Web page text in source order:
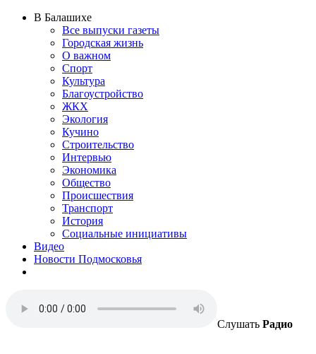
В Балашихе
Все выпуски газеты
Городская жизнь
О важном
Спорт
Культура
Благоустройство
ЖКХ
Экология
Кучино
Строительство
Интервью
Экономика
Общество
Происшествия
Транспорт
История
Социальные инициативы
Видео
Новости Подмосковья
Слушать Радио